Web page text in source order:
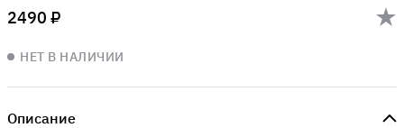
2490 ₽
НЕТ В НАЛИЧИИ
Описание